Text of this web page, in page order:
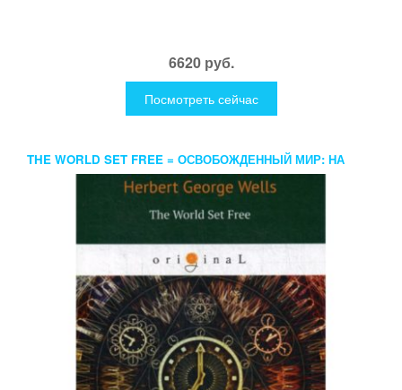
6620 руб.
Посмотреть сейчас
THE WORLD SET FREE = ОСВОБОЖДЕННЫЙ МИР: НА
АНГЛ.ЯЗ. WELLS H.G.